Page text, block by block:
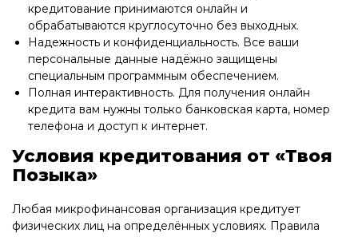
кредитование принимаются онлайн и
обрабатываются круглосуточно без выходных.
Надежность и конфиденциальность. Все ваши
персональные данные надёжно защищены
специальным программным обеспечением.
Полная интерактивность. Для получения онлайн
кредита вам нужны только банковская карта, номер
телефона и доступ к интернет.
Условия кредитования от «Твоя
Позыка»
Любая микрофинансовая организация кредитует
физических лиц на определённых условиях. Правила